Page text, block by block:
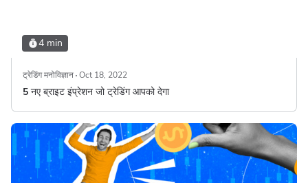
4 min
ट्रेडिंग मनोविज्ञान Oct 18, 2022
5 नए ब्राइट इंप्रेशन जो ट्रेडिंग आपको देगा